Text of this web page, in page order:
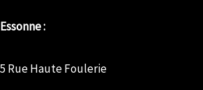
Essonne :
5 Rue Haute Foulerie